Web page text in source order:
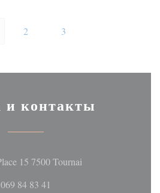
2 3
и контакты
15 7500 Tournai((открывается в
069 84 83 41